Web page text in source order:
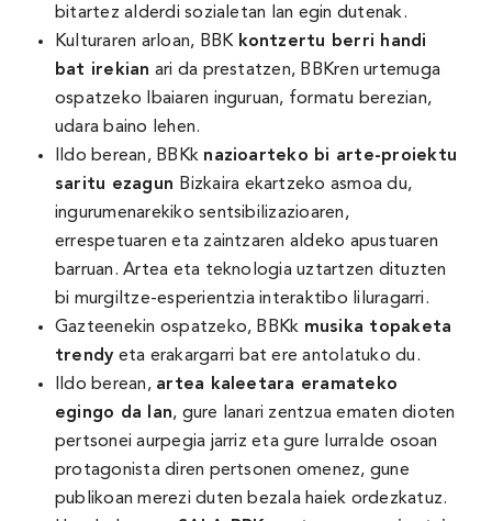
bitartez alderdi sozialetan lan egin dutenak.
Kulturaren arloan, BBK kontzertu berri handi
bat irekian ari da prestatzen, BBKren urtemuga
ospatzeko Ibaiaren inguruan, formatu berezian,
udara baino lehen.
Ildo berean, BBKk nazioarteko bi arte-proiektu
saritu ezagun Bizkaira ekartzeko asmoa du,
ingurumenarekiko sentsibilizazioaren,
errespetuaren eta zaintzaren aldeko apustuaren
barruan. Artea eta teknologia uztartzen dituzten
bi murgiltze-esperientzia interaktibo liluragarri.
Gazteenekin ospatzeko, BBKk musika topaketa
trendy eta erakargarri bat ere antolatuko du.
Ildo berean, artea kaleetara eramateko
egingo da lan, gure lanari zentzua ematen dioten
pertsonei aurpegia jarriz eta gure lurralde osoan
protagonista diren pertsonen omenez, gune
publikoan merezi duten bezala haiek ordezkatuz.